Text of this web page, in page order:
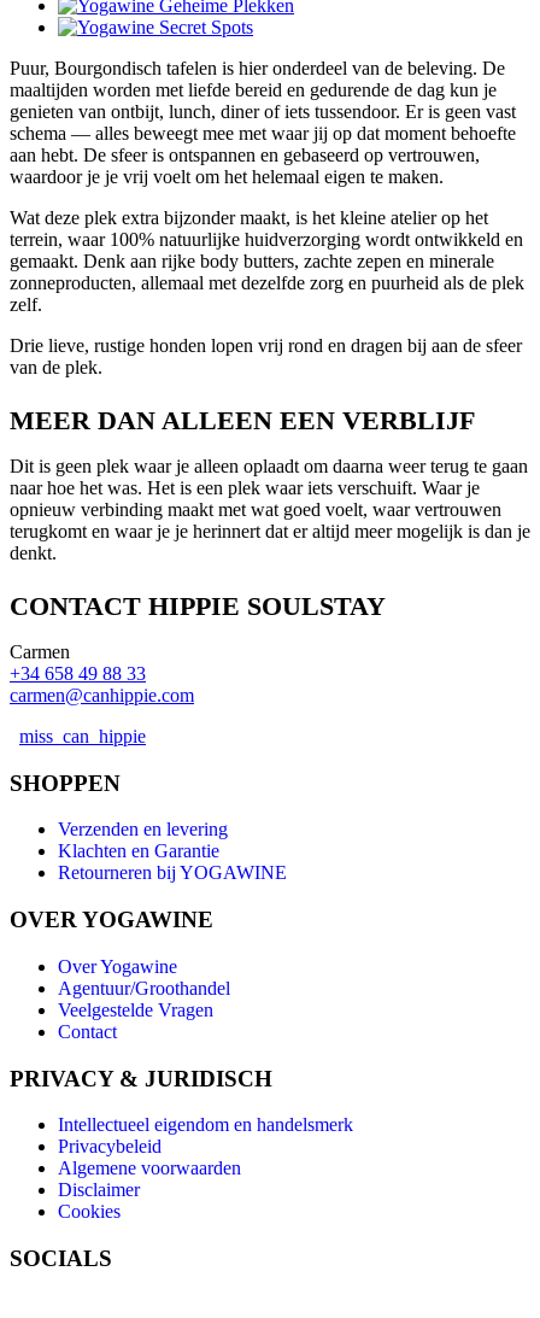
Puur, Bourgondisch tafelen is hier onderdeel van de beleving. De
maaltijden worden met liefde bereid en gedurende de dag kun je
genieten van ontbijt, lunch, diner of iets tussendoor. Er is geen vast
schema — alles beweegt mee met waar jij op dat moment behoefte
aan hebt. De sfeer is ontspannen en gebaseerd op vertrouwen,
waardoor je je vrij voelt om het helemaal eigen te maken.
Wat deze plek extra bijzonder maakt, is het kleine atelier op het
terrein, waar 100% natuurlijke huidverzorging wordt ontwikkeld en
gemaakt. Denk aan rijke body butters, zachte zepen en minerale
zonneproducten, allemaal met dezelfde zorg en puurheid als de plek
zelf.
Drie lieve, rustige honden lopen vrij rond en dragen bij aan de sfeer
van de plek.
MEER DAN ALLEEN EEN VERBLIJF
Dit is geen plek waar je alleen oplaadt om daarna weer terug te gaan
naar hoe het was. Het is een plek waar iets verschuift. Waar je
opnieuw verbinding maakt met wat goed voelt, waar vertrouwen
terugkomt en waar je je herinnert dat er altijd meer mogelijk is dan je
denkt.
CONTACT HIPPIE SOULSTAY
Carmen
+34 658 49 88 33
carmen@canhippie.com
miss_can_hippie
SHOPPEN
Verzenden en levering
Klachten en Garantie
Retourneren bij YOGAWINE
OVER YOGAWINE
Over Yogawine
Agentuur/Groothandel
Veelgestelde Vragen
Contact
PRIVACY & JURIDISCH
Intellectueel eigendom en handelsmerk
Privacybeleid
Algemene voorwaarden
Disclaimer
Cookies
SOCIALS